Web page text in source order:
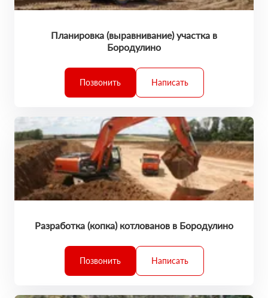
Планировка (выравнивание) участка в
Бородулино
Позвонить Написать
Разработка (копка) котлованов в Бородулино
Позвонить Написать